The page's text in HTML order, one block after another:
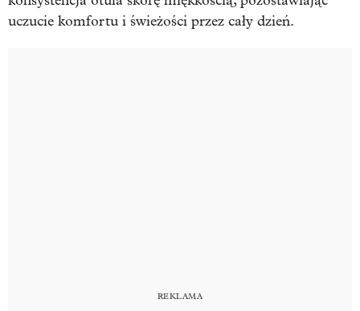
uczucie komfortu i świeżości przez cały dzień.